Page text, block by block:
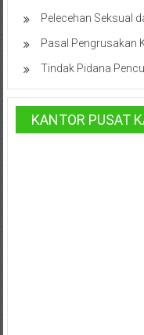
Lawyer,
Advokat,
Pengacara
Perceraian
Sleman,
Pelecehan Seksual
Pasal Pengrusakan
Tindak Pidana
KANTOR PUSAT